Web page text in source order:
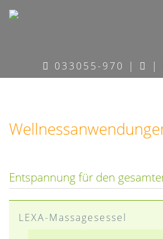
Wissenswertes
033055-970 | |
Entspannung für den
LEXA-Massagesessel